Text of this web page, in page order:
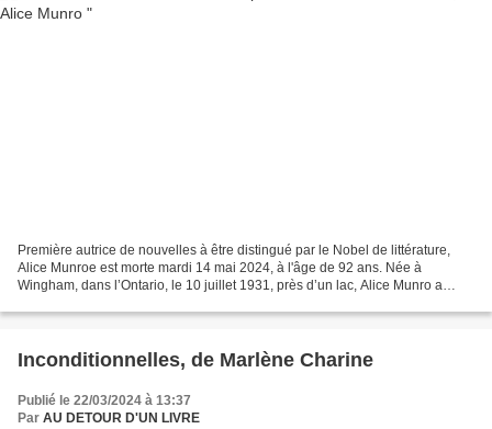
Première autrice de nouvelles à être distingué par le Nobel de littérature,
Alice Munroe est morte mardi 14 mai 2024, à l'âge de 92 ans. Née à
Wingham, dans l’Ontario, le 10 juillet 1931, près d’un lac, Alice Munro a
Inconditionnelles, de Marlène Charine
Publié le 22/03/2024 à 13:37
Par AU DETOUR D'UN LIVRE